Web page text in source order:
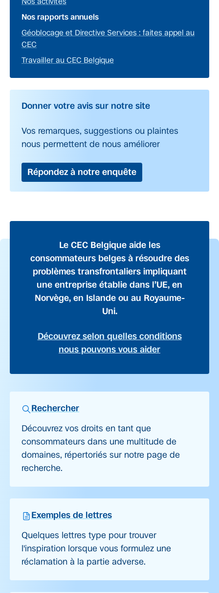
Nos rapports annuels
Géoblocage et Directive Services : faites appel au
CEC
Travailler au CEC Belgique
Donner votre avis sur notre site
Vos remarques, suggestions ou plaintes
nous permettent de nous améliorer
Répondez à notre enquête
Le CEC Belgique aide les
consommateurs belges à résoudre des
problèmes transfrontaliers impliquant
une entreprise établie dans l’UE, en
Norvège, en Islande ou au Royaume-
Uni.
Découvrez selon quelles conditions
nous pouvons vous aider
Rechercher
Découvrez vos droits en tant que
consommateurs dans une multitude de
domaines, répertoriés sur notre page de
recherche.
Exemples de lettres
Quelques lettres type pour trouver
l'inspiration lorsque vous formulez une
réclamation à la partie adverse.